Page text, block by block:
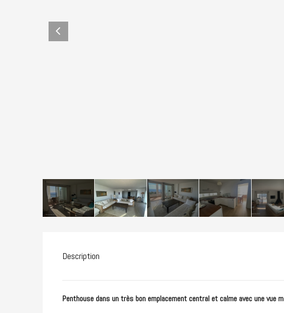
Description
Penthouse dans un très bon emplacement central et calme avec une vue